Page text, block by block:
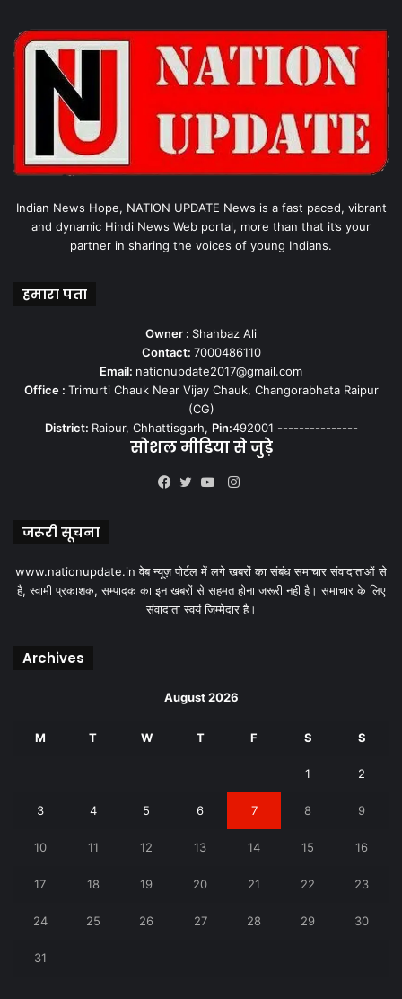
Indian News Hope, NATION UPDATE News is a fast paced, vibrant
and dynamic Hindi News Web portal, more than that it’s your
partner in sharing the voices of young Indians.
हमारा पता
Owner : Shahbaz Ali
Contact: 7000486110
Email: nationupdate2017@gmail.com
Office : Trimurti Chauk Near Vijay Chauk, Changorabhata Raipur
(CG)
District: Raipur, Chhattisgarh, Pin:492001 ---------------
सोशल मीडिया से जुड़े
Instagram
जरूरी सूचना
www.nationupdate.in वेब न्यूज़ पोर्टल में लगे खबरों का संबंध समाचार संवादाताओं से
है, स्वामी प्रकाशक, सम्पादक का इन खबरों से सहमत होना जरूरी नही है। समाचार के लिए
संवादाता स्वयं जिम्मेदार है।
Archives
August 2026
M T W T F S S
1 2
3 4 5 6 7 8 9
10 11 12 13 14 15 16
17 18 19 20 21 22 23
24 25 26 27 28 29 30
31